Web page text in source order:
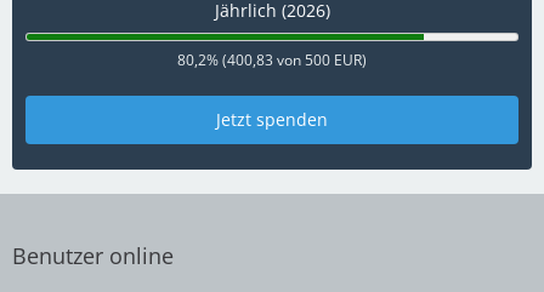
Jährlich (2026)
80,2% (400,83 von 500 EUR)
Jetzt spenden
Benutzer online